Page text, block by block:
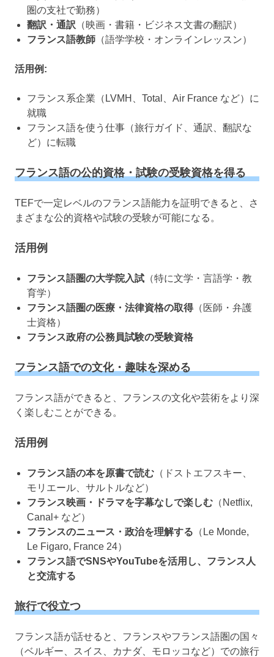
圏の支社で勤務）
翻訳・通訳 （映画・書籍・ビジネス文書の翻訳）
フランス語教師 （語学学校・オンラインレッスン）
活用例:
フランス系企業（LVMH、Total、Air France など）に
就職
フランス語を使う仕事（旅行ガイド、通訳、翻訳な
ど）に転職
フランス語の公的資格・試験の受験資格を得る
TEFで一定レベルのフランス語能力を証明できると、さ
まざまな公的資格や試験の受験が可能になる。
活用例
フランス語圏の大学院入試 （特に文学・言語学・教
育学）
フランス語圏の医療・法律資格の取得（医師・弁護
士資格）
フランス政府の公務員試験の受験資格
フランス語での文化・趣味を深める
フランス語ができると、フランスの文化や芸術をより深
く楽しむことができる。
活用例
フランス語の本を原書で読む （ドストエフスキー、
モリエール、サルトルなど）
フランス映画・ドラマを字幕なしで楽しむ （Netflix,
Canal+ など）
フランスのニュース・政治を理解する （Le Monde,
Le Figaro, France 24）
フランス語でSNSやYouTubeを活用し、フランス人
と交流する
旅行で役立つ
フランス語が話せると、フランスやフランス語圏の国々
（ベルギー、スイス、カナダ、モロッコなど）での旅行